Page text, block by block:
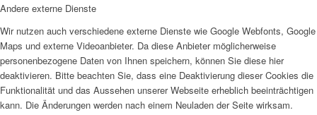
Andere externe Dienste
Wir nutzen auch verschiedene externe Dienste wie Google Webfonts, Google
Maps und externe Videoanbieter. Da diese Anbieter möglicherweise
personenbezogene Daten von Ihnen speichern, können Sie diese hier
deaktivieren. Bitte beachten Sie, dass eine Deaktivierung dieser Cookies die
Funktionalität und das Aussehen unserer Webseite erheblich beeinträchtigen
kann. Die Änderungen werden nach einem Neuladen der Seite wirksam.